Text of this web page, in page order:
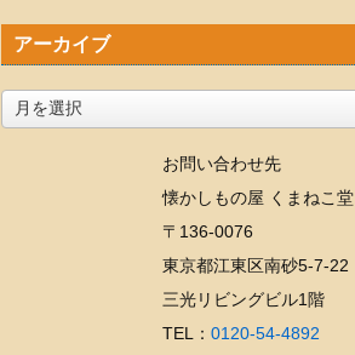
アーカイブ
お問い合わせ先
懐かしもの屋 くまねこ堂
〒136-0076
東京都江東区南砂5-7-22
三光リビングビル1階
TEL： 0120-54-4892